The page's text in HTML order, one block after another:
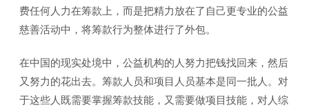
费任何人力在筹款上，而是把精力放在了自己更专业的公益
慈善活动中，将筹款行为整体进行了外包。
在中国的现实处境中，公益机构的人努力把钱找回来，然后
又努力的花出去。筹款人员和项目人员基本是同一批人。对
于这些人既需要掌握筹款技能，又需要做项目技能，对人综